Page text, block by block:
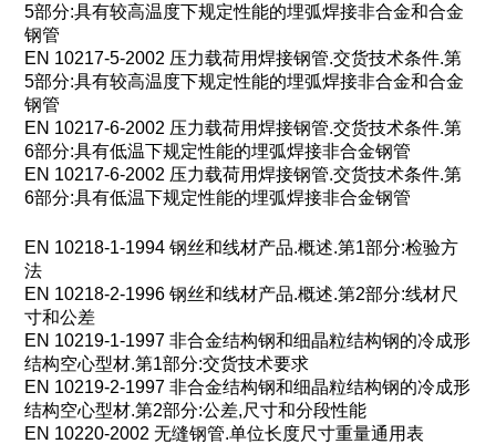
5部分:具有较高温度下规定性能的埋弧焊接非合金和合金
钢管
EN 10217-5-2002 压力载荷用焊接钢管.交货技术条件.第
5部分:具有较高温度下规定性能的埋弧焊接非合金和合金
钢管
EN 10217-6-2002 压力载荷用焊接钢管.交货技术条件.第
6部分:具有低温下规定性能的埋弧焊接非合金钢管
EN 10217-6-2002 压力载荷用焊接钢管.交货技术条件.第
6部分:具有低温下规定性能的埋弧焊接非合金钢管
EN 10218-1-1994钢丝和线材产品.概述.第1部分:检验方
法
EN 10218-2-1996钢丝和线材产品.概述.第2部分:线材尺
寸和公差
EN 10219-1-1997非合金结构钢和细晶粒结构钢的冷成形
结构空心型材.第1部分:交货技术要求
EN 10219-2-1997非合金结构钢和细晶粒结构钢的冷成形
结构空心型材.第2部分:公差,尺寸和分段性能
EN 10220-2002无缝钢管.单位长度尺寸重量通用表